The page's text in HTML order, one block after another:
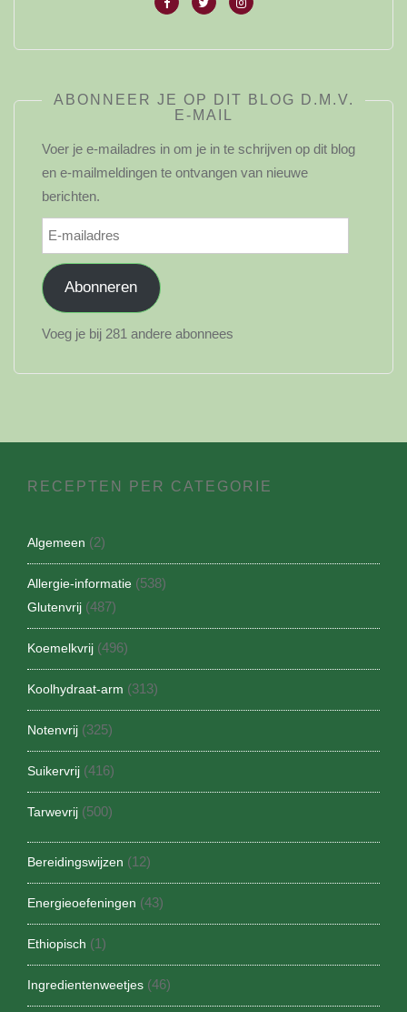
ABONNEER JE OP DIT BLOG D.M.V.
E-MAIL
Voer je e-mailadres in om je in te schrijven op dit blog
en e-mailmeldingen te ontvangen van nieuwe
berichten.
E-
mailadres
Abonneren
Voeg je bij 281 andere abonnees
RECEPTEN PER CATEGORIE
Algemeen (2)
Allergie-informatie (538)
Glutenvrij (487)
Koemelkvrij (496)
Koolhydraat-arm (313)
Notenvrij (325)
Suikervrij (416)
Tarwevrij (500)
Bereidingswijzen (12)
Energieoefeningen (43)
Ethiopisch (1)
Ingredientenweetjes (46)